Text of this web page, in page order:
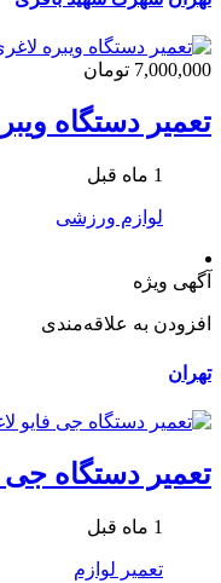
7,000,000 تومان
تعمیر دستگاه
1 ماه قبل
لوازم ورزشی
آگهی ویژه
افزودن به علاقه‌مندی
تهران
تعمیر دستگاه
1 ماه قبل
تعمیر لوازم